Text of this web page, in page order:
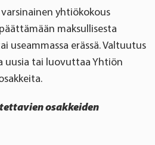
yhtiökokous
maksullisesta
useammassa erässä. Valtuutus
uusia tai luovuttaa Yhtiön
osakkeiden